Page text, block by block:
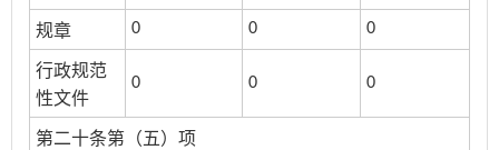
规章 0 0 0
行政规范
性文件
0 0 0
第二十条第（五）项